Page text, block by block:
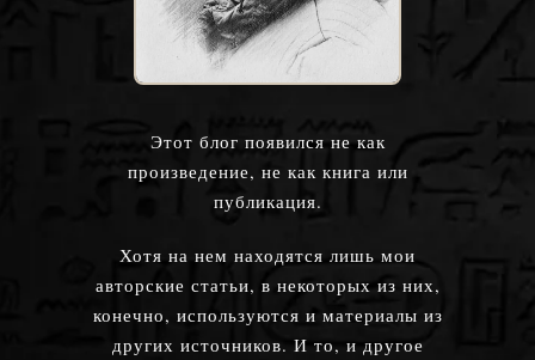
Этот блог появился не как
произведение, не как книга или
публикация.
Хотя на нем находятся лишь мои
авторские статьи, в некоторых из них,
конечно, используются и материалы из
других источников. И то, и другое